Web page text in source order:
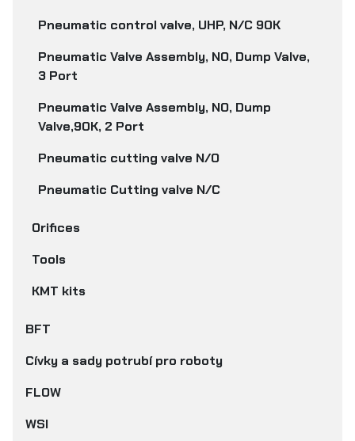
Pneumatic control valve, UHP, N/C 90K
Pneumatic Valve Assembly, NO, Dump Valve,
3 Port
Pneumatic Valve Assembly, NO, Dump
Valve,90K, 2 Port
Pneumatic cutting valve N/O
Pneumatic Cutting valve N/C
Orifices
Tools
KMT kits
BFT
Cívky a sady potrubí pro roboty
FLOW
WSI